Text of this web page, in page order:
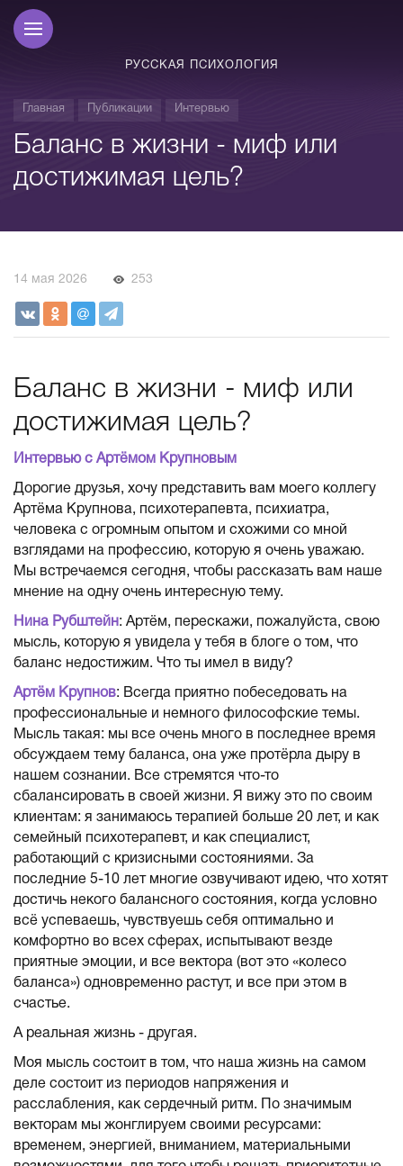
РУССКАЯ ПСИХОЛОГИЯ
Главная Публикации Интервью
Баланс в жизни - миф или
достижимая цель?
14 мая 2026 253
Баланс в жизни - миф или
достижимая цель?
Интервью с Артёмом Крупновым
Дорогие друзья, хочу представить вам моего коллегу
Артёма Крупнова, психотерапевта, психиатра,
человека с огромным опытом и схожими со мной
взглядами на профессию, которую я очень уважаю.
Мы встречаемся сегодня, чтобы рассказать вам наше
мнение на одну очень интересную тему.
Нина Рубштейн : Артём, перескажи, пожалуйста, свою
мысль, которую я увидела у тебя в блоге о том, что
баланс недостижим. Что ты имел в виду?
Артём Крупнов: Всегда приятно побеседовать на
профессиональные и немного философские темы.
Мысль такая: мы все очень много в последнее время
обсуждаем тему баланса, она уже протёрла дыру в
нашем сознании. Все стремятся что-то
сбалансировать в своей жизни. Я вижу это по своим
клиентам: я занимаюсь терапией больше 20 лет, и как
семейный психотерапевт, и как специалист,
работающий с кризисными состояниями. За
последние 5-10 лет многие озвучивают идею, что хотят
достичь некого балансного состояния, когда условно
всё успеваешь, чувствуешь себя оптимально и
комфортно во всех сферах, испытывают везде
приятные эмоции, и все вектора (вот это «колесо
баланса») одновременно растут, и все при этом в
счастье.
А реальная жизнь - другая.
Моя мысль состоит в том, что наша жизнь на самом
деле состоит из периодов напряжения и
расслабления, как сердечный ритм. По значимым
векторам мы жонглируем своими ресурсами:
временем, энергией, вниманием, материальными